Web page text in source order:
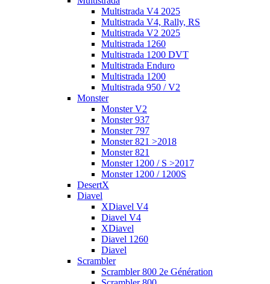
Multistrada V4 2025
Multistrada V4, Rally, RS
Multistrada V2 2025
Multistrada 1260
Multistrada 1200 DVT
Multistrada Enduro
Multistrada 1200
Multistrada 950 / V2
Monster
Monster V2
Monster 937
Monster 797
Monster 821 >2018
Monster 821
Monster 1200 / S >2017
Monster 1200 / 1200S
DesertX
Diavel
XDiavel V4
Diavel V4
XDiavel
Diavel 1260
Diavel
Scrambler
Scrambler 800 2e Génération